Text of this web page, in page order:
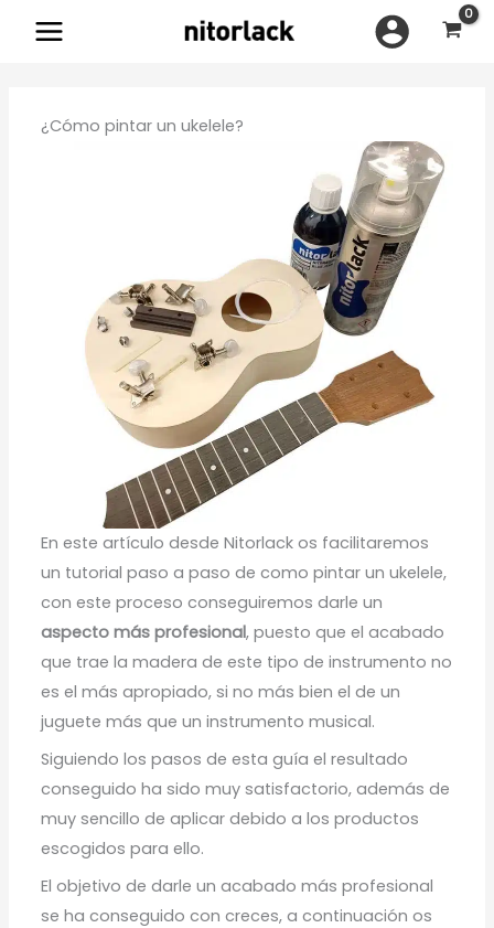
¿Cómo pintar un ukelele?
En este artículo desde Nitorlack os facilitaremos
un tutorial paso a paso de como pintar un ukelele,
con este proceso conseguiremos darle un
aspecto más profesional, puesto que el acabado
que trae la madera de este tipo de instrumento no
es el más apropiado, si no más bien el de un
juguete más que un instrumento musical.
Siguiendo los pasos de esta guía el resultado
conseguido ha sido muy satisfactorio, además de
muy sencillo de aplicar debido a los productos
escogidos para ello.
El objetivo de darle un acabado más profesional
se ha conseguido con creces, a continuación os